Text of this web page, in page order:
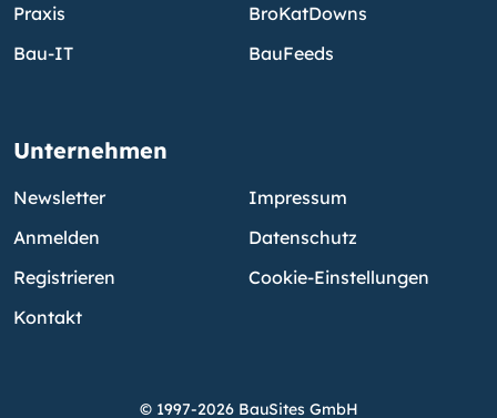
Praxis
Bau-IT
BroKatDowns
BauFeeds
Unternehmen
Newsletter
Anmelden
Registrieren
Kontakt
Impressum
Datenschutz
Cookie-Einstellungen
© 1997-2026 BauSites GmbH